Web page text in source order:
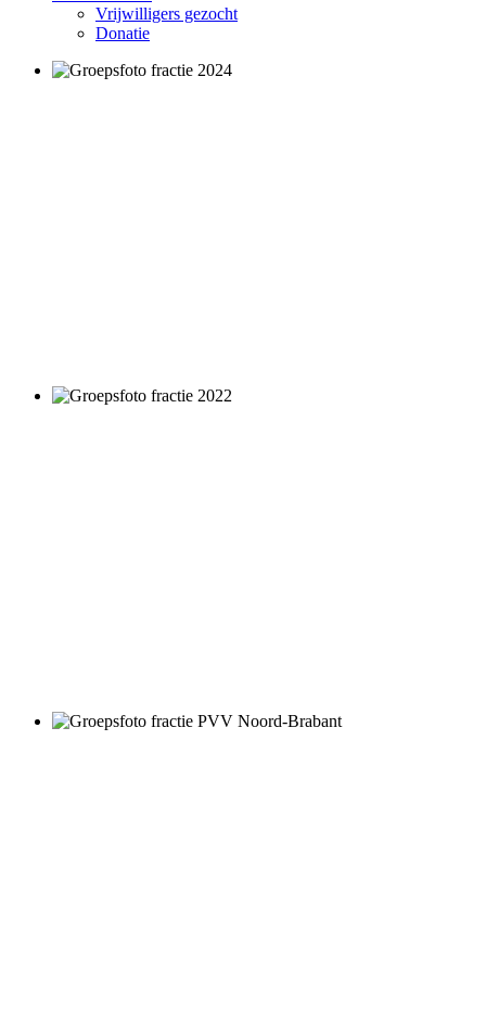
Vrijwilligers gezocht
Donatie